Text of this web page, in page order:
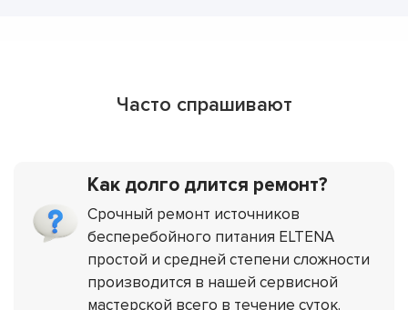
Часто спрашивают
Как долго длится ремонт?
Срочный ремонт источников
бесперебойного питания ELTENA
простой и средней степени сложности
производится в нашей сервисной
мастерской всего в течение суток.